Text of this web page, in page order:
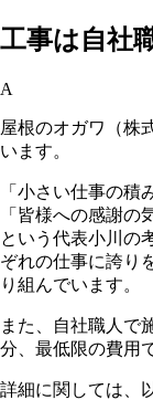
工事は自社
A
屋根のオガワ（株
います。
「小さい仕事の積
「皆様への感謝の
という代表小川の
ぞれの仕事に誇り
り組んでいます。
また、自社職人で
分、最低限の費用
詳細に関しては、